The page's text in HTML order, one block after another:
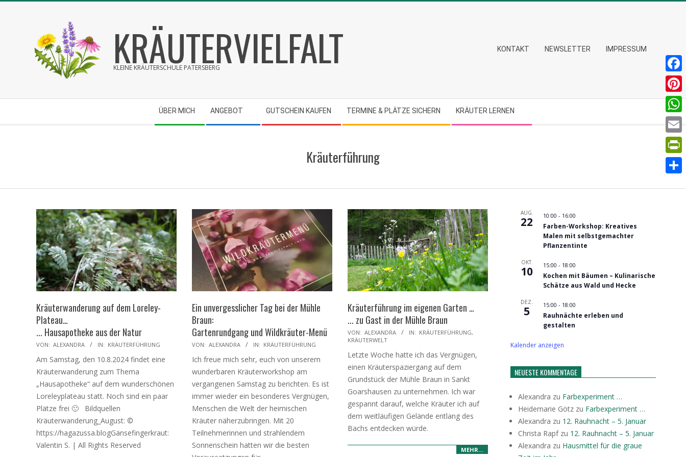
KRÄUTERVIELFALT
KLEINE KRÄUTERSCHULE PATERSBERG
Primary
Navigation
KONTAKT NEWSLETTER IMPRESSUM
ÜBER MICH ANGEBOT GUTSCHEIN KAUFEN TERMINE & PLÄTZE SICHERN KRÄUTER LERNEN
Kräuterführung
Kräuterwanderung auf dem Loreley-
Plateau…
... Hausapotheke aus der Natur
2024-
08-
06
VON: ALEXANDRA IN: KRÄUTERFÜHRUNG
Am Samstag, den 10.8.2024 findet eine
Kräuterwanderung zum Thema
„Hausapotheke“ auf dem wunderschönen
Loreleyplateau statt. Noch sind ein paar
Plätze frei 🙂 Bildquellen
Kräuterwanderung_August: ©
https://hagazussa.blogGänsefingerkraut:
Valentin S. | All Rights Reserved
Ein unvergesslicher Tag bei der Mühle
Braun:
Gartenrundgang und Wildkräuter-Menü
2024-
07-
23
VON: ALEXANDRA IN: KRÄUTERFÜHRUNG
Ich freue mich sehr, euch von unserem
wunderbaren Kräuterworkshop am
vergangenen Samstag zu berichten. Es ist
immer wieder ein besonderes Vergnügen,
Menschen die Welt der heimischen
Kräuter näherzubringen. Mit 20
Teilnehmerinnen und strahlendem
Sonnenschein hatten wir die besten
Kräuterführung im eigenen Garten …
... zu Gast in der Mühle Braun
2023-
06-
13
VON: ALEXANDRA IN: KRÄUTERFÜHRUNG,
KRÄUTERWELT
Letzte Woche hatte ich das Vergnügen,
einen Kräuterspaziergang auf dem
Grundstück der Mühle Braun in Sankt
Goarshausen zu unternehmen. Ich war
gespannt darauf, welche Kräuter ich auf
dem weitläufigen Gelände entlang des
Bachs entdecken würde.
MEHR…
AUG.
22 10:00 - 16:00
Farben-Workshop: Kreatives
Malen mit selbstgemachter
Pflanzentinte
OKT.
10 15:00 - 18:00
Kochen mit Bäumen – Kulinarische
Schätze aus Wald und Hecke
DEZ.
5 15:00 - 18:00
Rauhnächte erleben und
gestalten
Kalender anzeigen
NEUESTE KOMMENTAGE
Alexandra zu Farbexperiment …
Heidemarie Götz zu Farbexperiment …
Alexandra zu 12. Rauhnacht – 5. Januar
Christa Rapfzu 12. Rauhnacht – 5. Januar
Alexandra zu Hausmittel für die graue
Email